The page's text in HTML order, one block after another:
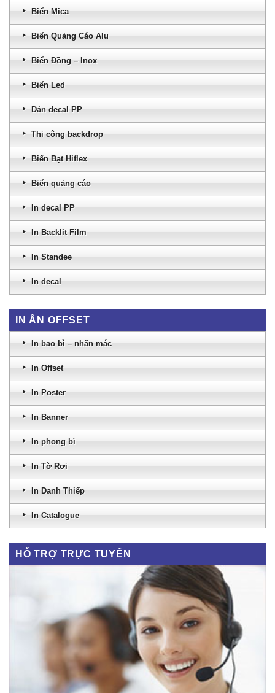
Biển Mica
Biển Quảng Cáo Alu
Biển Đồng – Inox
Biển Led
Dán decal PP
Thi công backdrop
Biển Bạt Hiflex
Biển quảng cáo
In decal PP
In Backlit Film
In Standee
In decal
IN ẤN OFFSET
In bao bì – nhãn mác
In Offset
In Poster
In Banner
In phong bì
In Tờ Rơi
In Danh Thiếp
In Catalogue
HỖ TRỢ TRỰC TUYẾN